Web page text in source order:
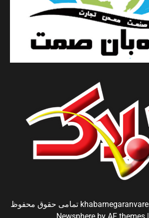
کپی رایت © khabarnegaranvaresane.ir تمامی حقوق محفوظ